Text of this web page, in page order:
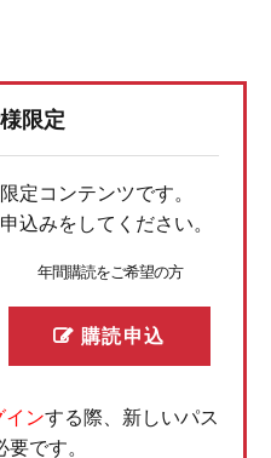
限定
定コンテンツです。
込みをしてください。
年間購読をご希望の方
購読申込
インする際、新しいパス
要です。